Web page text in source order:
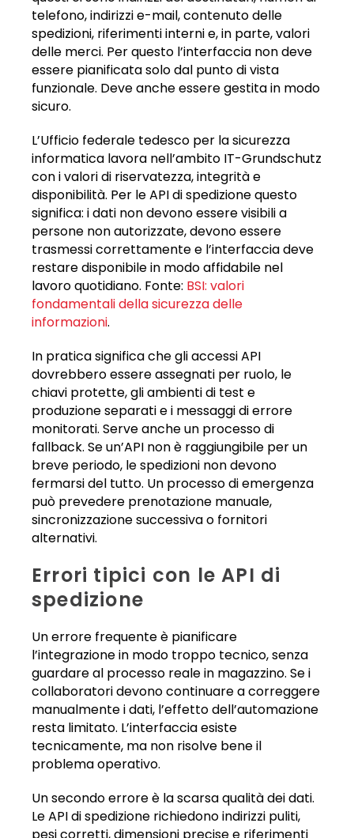
telefono, indirizzi e-mail, contenuto delle
spedizioni, riferimenti interni e, in parte, valori
delle merci. Per questo l’interfaccia non deve
essere pianificata solo dal punto di vista
funzionale. Deve anche essere gestita in modo
sicuro.
L’Ufficio federale tedesco per la sicurezza
informatica lavora nell’ambito IT-Grundschutz
con i valori di riservatezza, integrità e
disponibilità. Per le API di spedizione questo
significa: i dati non devono essere visibili a
persone non autorizzate, devono essere
trasmessi correttamente e l’interfaccia deve
restare disponibile in modo affidabile nel
lavoro quotidiano. Fonte: BSI: valori
fondamentali della sicurezza delle
informazioni.
In pratica significa che gli accessi API
dovrebbero essere assegnati per ruolo, le
chiavi protette, gli ambienti di test e
produzione separati e i messaggi di errore
monitorati. Serve anche un processo di
fallback. Se un’API non è raggiungibile per un
breve periodo, le spedizioni non devono
fermarsi del tutto. Un processo di emergenza
può prevedere prenotazione manuale,
sincronizzazione successiva o fornitori
alternativi.
Errori tipici con le API di
spedizione
Un errore frequente è pianificare
l’integrazione in modo troppo tecnico, senza
guardare al processo reale in magazzino. Se i
collaboratori devono continuare a correggere
manualmente i dati, l’effetto dell’automazione
resta limitato. L’interfaccia esiste
tecnicamente, ma non risolve bene il
problema operativo.
Un secondo errore è la scarsa qualità dei dati.
Le API di spedizione richiedono indirizzi puliti,